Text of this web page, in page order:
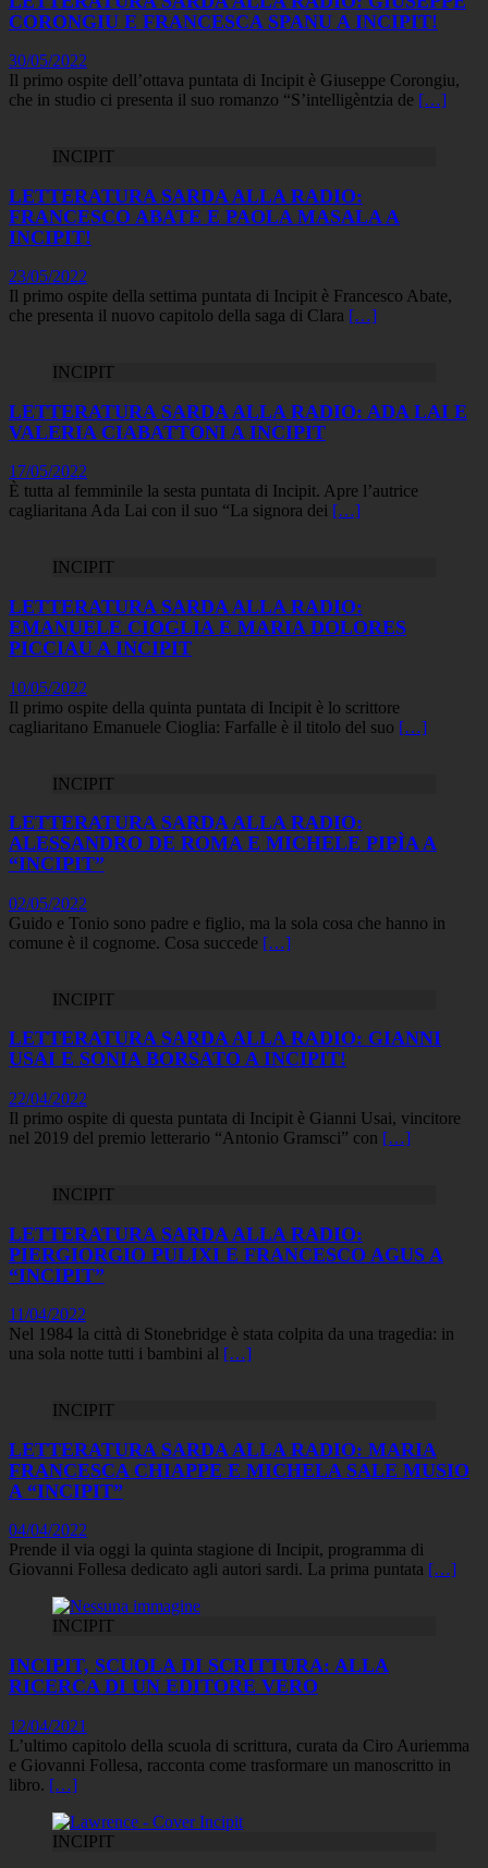
CORONGIU E FRANCESCA SPANU A INCIPIT!
30/05/2022
Il primo ospite dell’ottava puntata di Incipit è Giuseppe Corongiu,
che in studio ci presenta il suo romanzo “S’intelligèntzia de […]
INCIPIT
LETTERATURA SARDA ALLA RADIO:
FRANCESCO ABATE E PAOLA MASALA A
INCIPIT!
23/05/2022
Il primo ospite della settima puntata di Incipit è Francesco Abate,
che presenta il nuovo capitolo della saga di Clara […]
INCIPIT
LETTERATURA SARDA ALLA RADIO: ADA LAI E
VALERIA CIABATTONI A INCIPIT
17/05/2022
È tutta al femminile la sesta puntata di Incipit. Apre l’autrice
cagliaritana Ada Lai con il suo “La signora dei […]
INCIPIT
LETTERATURA SARDA ALLA RADIO:
EMANUELE CIOGLIA E MARIA DOLORES
PICCIAU A INCIPIT
10/05/2022
Il primo ospite della quinta puntata di Incipit è lo scrittore
cagliaritano Emanuele Cioglia: Farfalle è il titolo del suo […]
INCIPIT
LETTERATURA SARDA ALLA RADIO:
ALESSANDRO DE ROMA E MICHELE PIPÌA A
“INCIPIT”
02/05/2022
Guido e Tonio sono padre e figlio, ma la sola cosa che hanno in
comune è il cognome. Cosa succede […]
INCIPIT
LETTERATURA SARDA ALLA RADIO: GIANNI
USAI E SONIA BORSATO A INCIPIT!
22/04/2022
Il primo ospite di questa puntata di Incipit è Gianni Usai, vincitore
nel 2019 del premio letterario “Antonio Gramsci” con […]
INCIPIT
LETTERATURA SARDA ALLA RADIO:
PIERGIORGIO PULIXI E FRANCESCO AGUS A
“INCIPIT”
11/04/2022
Nel 1984 la città di Stonebridge è stata colpita da una tragedia: in
una sola notte tutti i bambini al […]
INCIPIT
LETTERATURA SARDA ALLA RADIO: MARIA
FRANCESCA CHIAPPE E MICHELA SALE MUSIO
A “INCIPIT”
04/04/2022
Prende il via oggi la quinta stagione di Incipit, programma di
Giovanni Follesa dedicato agli autori sardi. La prima puntata […]
INCIPIT
INCIPIT, SCUOLA DI SCRITTURA: ALLA
RICERCA DI UN EDITORE VERO
12/04/2021
L’ultimo capitolo della scuola di scrittura, curata da Ciro Auriemma
e Giovanni Follesa, racconta come trasformare un manoscritto in
libro. […]
INCIPIT